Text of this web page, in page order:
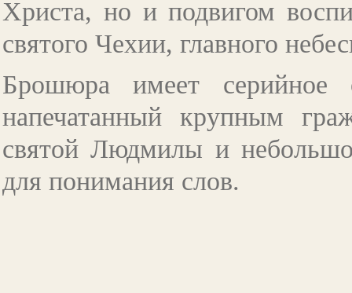
Христа, но и подвигом
святого Чехии, главного
Брошюра имеет серийное
напечатанный крупным
святой Людмилы и
для понимания слов.